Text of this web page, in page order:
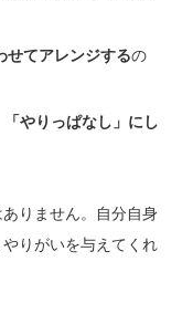
せてアレンジするの
「やりっぱなし」にし
りません。自分自身
りがいを与えてくれ